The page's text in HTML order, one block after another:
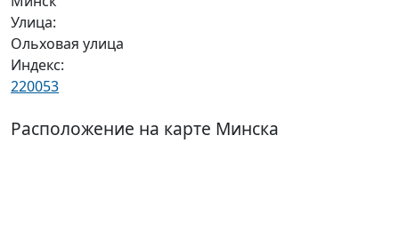
Улица:
Ольховая улица
Индекс:
220053
Расположение на карте Минска